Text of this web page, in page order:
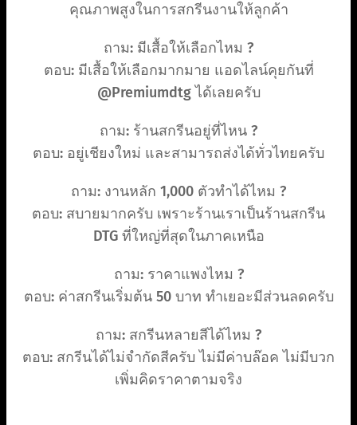
คุณภาพสูงในการสกรีนงานให้ลูกค้า
ถาม: มีเสื้อให้เลือกไหม ?
ตอบ: มีเสื้อให้เลือกมากมาย แอดไลน์คุยกันที่
@Premiumdtg ได้เลยครับ
ถาม: ร้านสกรีนอยู่ที่ไหน ?
ตอบ: อยู่เชียงใหม่ และสามารถส่งได้ทั่วไทยครับ
ถาม: งานหลัก 1,000 ตัวทำได้ไหม ?
ตอบ: สบายมากครับ เพราะร้านเราเป็นร้านสกรีน
DTG ที่ใหญ่ที่สุดในภาคเหนือ
ถาม: ราคาแพงไหม ?
ตอบ: ค่าสกรีนเริ่มต้น 50 บาท ทำเยอะมีส่วนลดครับ
ถาม: สกรีนหลายสีได้ไหม ?
ตอบ: สกรีนได้ไม่จำกัดสีครับ ไม่มีค่าบล๊อค ไม่มีบวก
เพิ่มคิดราคาตามจริง